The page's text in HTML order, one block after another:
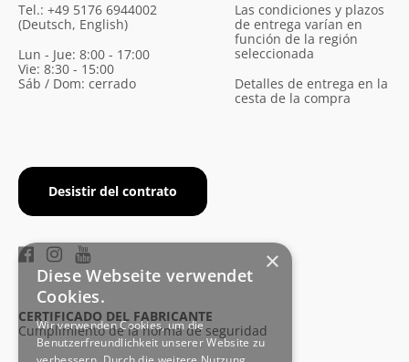
Tel.: +49 5176 6944002
(Deutsch, English)
Lun - Jue: 8:00 - 17:00
Vie: 8:30 - 15:00
Sáb / Dom: cerrado
Desistir del contrato
Las condiciones y plazos
de entrega varían en
función de la región
seleccionada
Detalles de entrega en la
cesta de la compra
CERTIFICADO DEL FABRICANTE
Cumplimiento de la norma de seguridad
×
Diese Webseite verwendet
Cookies.
Wir verwenden Cookies, um die
Benutzerfreundlichkeit unserer Website zu